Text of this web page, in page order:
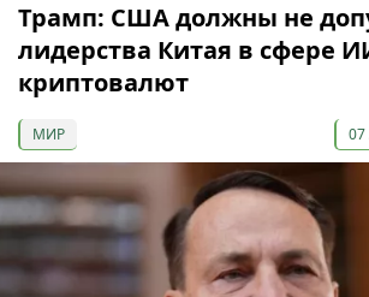
Трамп: США должны не
лидерства Китая в сфере
криптовалют
МИР 07